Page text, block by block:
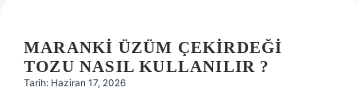
Hakkımızda
MARANKI ÜZÜM ÇEKIRDEĞI
TOZU NASIL KULLANILIR ?
Tarih: Haziran 17, 2026